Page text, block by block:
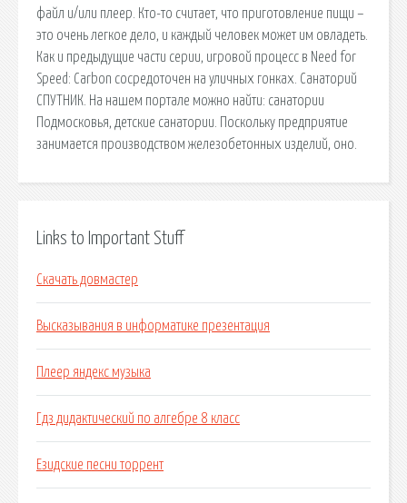
файл и/или плеер. Кто-то считает, что приготовление пищи –
это очень легкое дело, и каждый человек может им овладеть.
Как и предыдущие части серии, игровой процесс в Need for
Speed: Carbon сосредоточен на уличных гонках. Санаторий
СПУТНИК. На нашем портале можно найти: санатории
Подмосковья, детские санатории. Поскольку предприятие
занимается производством железобетонных изделий, оно.
Links to Important Stuff
Скачать довмастер
Высказывания в информатике презентация
Плеер яндекс музыка
Гдз дидактический по алгебре 8 класс
Езидские песни торрент